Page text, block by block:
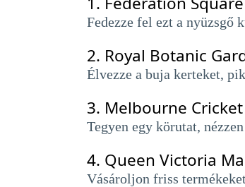
Fedezze fel ezt a nyüzsgő
2. Royal Botanic
Élvezze a buja kerteket,
3. Melbourne
Tegyen egy körutat,
4. Queen Victoria
Vásároljon friss